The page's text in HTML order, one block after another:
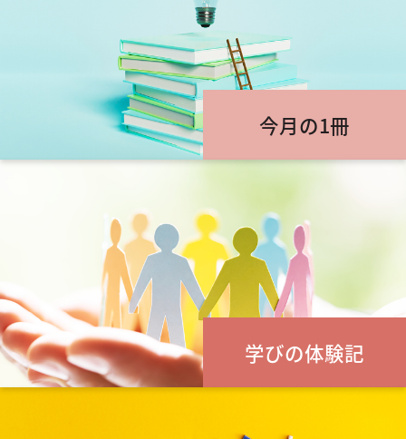
今月の1冊
学びの体験記